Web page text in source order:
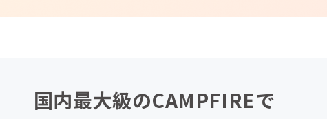
国内最大級のCAMPFIREで